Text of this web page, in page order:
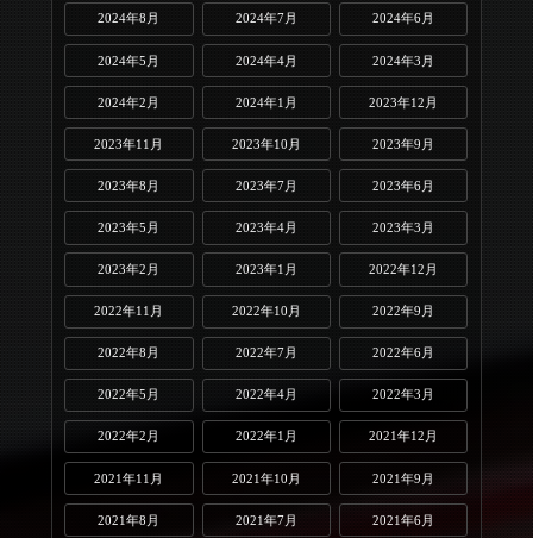
2024年8月 2024年7月 2024年6月
2024年5月 2024年4月 2024年3月
2024年2月 2024年1月 2023年12月
2023年11月 2023年10月 2023年9月
2023年8月 2023年7月 2023年6月
2023年5月 2023年4月 2023年3月
2023年2月 2023年1月 2022年12月
2022年11月 2022年10月 2022年9月
2022年8月 2022年7月 2022年6月
2022年5月 2022年4月 2022年3月
2022年2月 2022年1月 2021年12月
2021年11月 2021年10月 2021年9月
2021年8月 2021年7月 2021年6月